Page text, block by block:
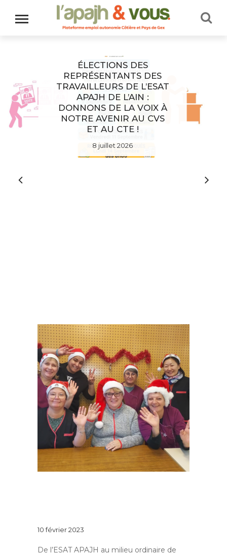
ÉLECTIONS DES
REPRÉSENTANTS DES
TRAVAILLEURS DE L’ESAT
APAJH DE L’AIN :
DONNONS DE LA VOIX À
NOTRE AVENIR AU CVS
ET AU CTE !
8 juillet 2026
10 février 2023
De l’ESAT APAJH au milieu ordinaire de